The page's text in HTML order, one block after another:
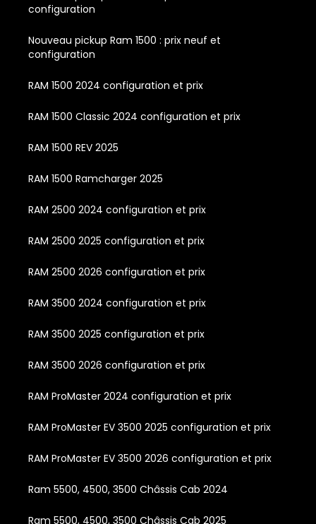
configuration
Nouveau pickup Ram 1500 : prix neuf et
configuration
RAM 1500 2024 configuration et prix
RAM 1500 Classic 2024 configuration et prix
RAM 1500 REV 2025
RAM 1500 Ramcharger 2025
RAM 2500 2024 configuration et prix
RAM 2500 2025 configuration et prix
RAM 2500 2026 configuration et prix
RAM 3500 2024 configuration et prix
RAM 3500 2025 configuration et prix
RAM 3500 2026 configuration et prix
RAM ProMaster 2024 configuration et prix
RAM ProMaster EV 3500 2025 configuration et prix
RAM ProMaster EV 3500 2026 configuration et prix
Ram 5500, 4500, 3500 Châssis Cab 2024
Ram 5500, 4500, 3500 Châssis Cab 2025